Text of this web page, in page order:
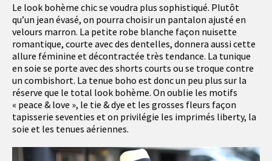
Le look bohème chic se voudra plus sophistiqué. Plutôt
qu’un jean évasé, on pourra choisir un pantalon ajusté en
velours marron. La petite robe blanche façon nuisette
romantique, courte avec des dentelles, donnera aussi cette
allure féminine et décontractée très tendance. La tunique
en soie se porte avec des shorts courts ou se troque contre
un combishort. La tenue boho est donc un peu plus sur la
réserve que le total look bohème. On oublie les motifs
« peace & love », le tie & dye et les grosses fleurs façon
tapisserie seventies et on privilégie les imprimés liberty, la
soie et les tenues aériennes.